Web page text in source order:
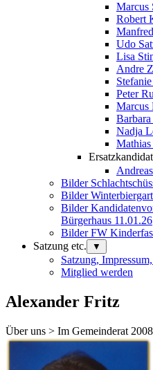
Marcus
Robert
Udo
Lisa
Andre
Peter
Marcus
Nadja
Bilder
Bilder
Bilder
Bürgerhaus 11.01.26
Bilder FW
Satzung etc.
▼
Satzung,
Mitglied werden
Alexander Fritz
Über uns > Im Gemeinderat